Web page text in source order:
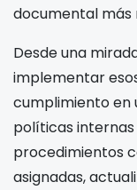
documental más
Desde una
implementar
cumplimiento en
políticas
procedimientos
asignadas,